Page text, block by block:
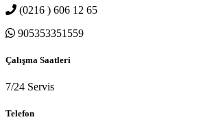
(0216 ) 606 12 65
905353351559
Çalışma Saatleri
7/24 Servis
Telefon